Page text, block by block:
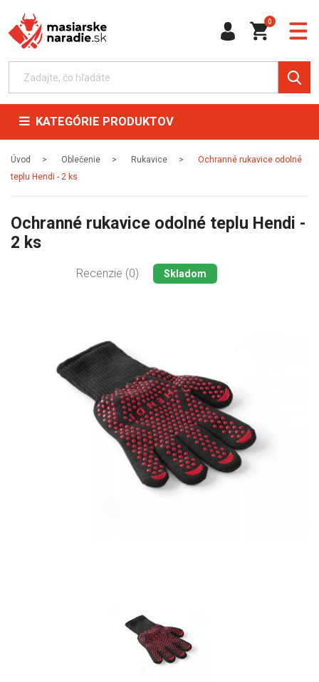
0
KATEGÓRIE PRODUKTOV
Úvod Oblečenie Rukavice
Ochranné rukavice odolné
teplu Hendi - 2 ks
Ochranné rukavice odolné teplu Hendi -
2 ks
Recenzie (0) Skladom